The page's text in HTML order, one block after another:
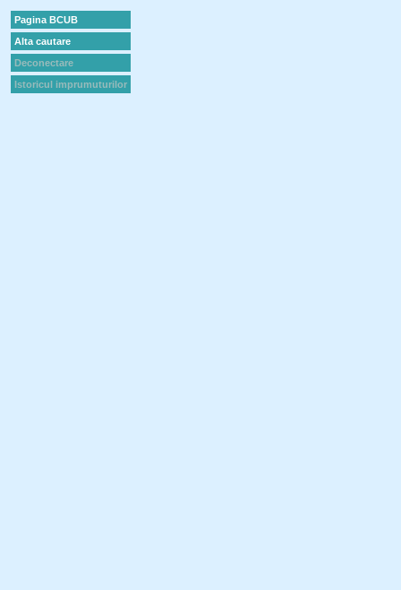
Pagina BCUB
Alta cautare
Deconectare
Istoricul imprumuturilor